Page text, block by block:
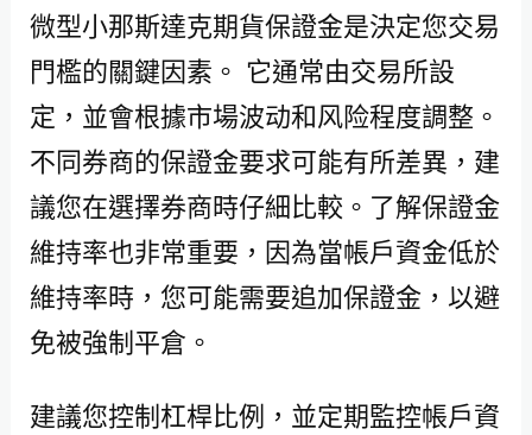
微型小那斯達克期貨保證金是決定您交易
門檻的關鍵因素。 它通常由交易所設
定，並會根據市場波动和风险程度調整。
不同券商的保證金要求可能有所差異，建
議您在選擇券商時仔細比較。了解保證金
維持率也非常重要，因為當帳戶資金低於
維持率時，您可能需要追加保證金，以避
免被強制平倉。
建議您控制杠桿比例，並定期監控帳戶資